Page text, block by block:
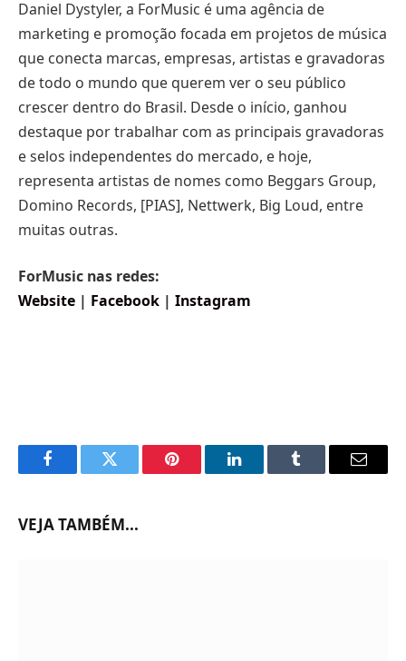
Daniel Dystyler, a ForMusic é uma agência de
marketing e promoção focada em projetos de música
que conecta marcas, empresas, artistas e gravadoras
de todo o mundo que querem ver o seu público
crescer dentro do Brasil. Desde o início, ganhou
destaque por trabalhar com as principais gravadoras
e selos independentes do mercado, e hoje,
representa artistas de nomes como Beggars Group,
Domino Records, [PIAS], Nettwerk, Big Loud, entre
muitas outras.
ForMusic nas redes:
Website | Facebook | Instagram
FacebookTwitter Pinterest LinkedInTumblr Email
VEJA TAMBÉM...